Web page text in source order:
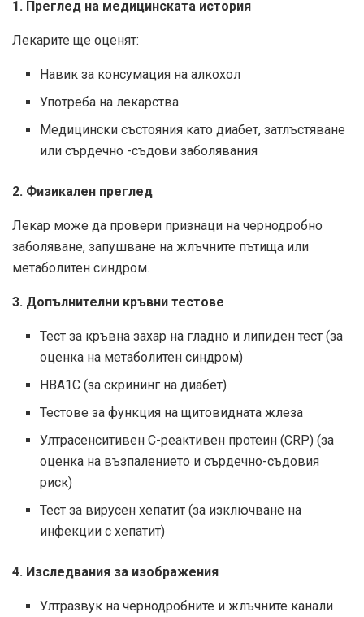
1. Преглед на медицинската история
Лекарите ще оценят:
Навик за консумация на алкохол
Употреба на лекарства
Медицински състояния като диабет, затлъстяване
или сърдечно -съдови заболявания
2. Физикален преглед
Лекар може да провери признаци на чернодробно
заболяване, запушване на жлъчните пътища или
метаболитен синдром.
3. Допълнителни кръвни тестове
Тест за кръвна захар на гладно и липиден тест (за
оценка на метаболитен синдром)
HBA1C (за скрининг на диабет)
Тестове за функция на щитовидната жлеза
Ултрасенситивен С-реактивен протеин (CRP) (за
оценка на възпалението и сърдечно-съдовия
риск)
Тест за вирусен хепатит (за изключване на
инфекции с хепатит)
4. Изследвания за изображения
Ултразвук на чернодробните и жлъчните канали